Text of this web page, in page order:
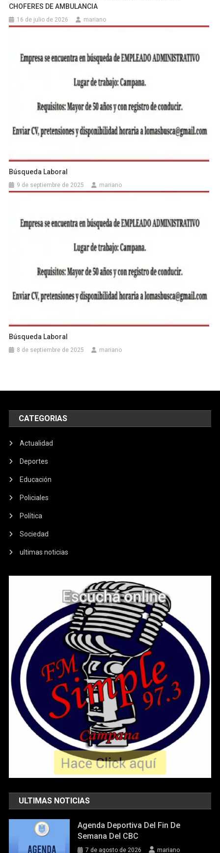
CHOFERES DE AMBULANCIA
16 de julio de 2026 mariano
Búsqueda Laboral
9 de septiembre de 2025 mariano
Búsqueda Laboral
8 de septiembre de 2025 mariano
CATEGORIAS
Actualidad
Deportes
Educación
Policiales
Política
Sociedad
ultimas noticias
ULTIMAS NOTICIAS
Agenda Deportiva Del Fin De
Semana Del CBC
7 de agosto de 2026 mariano